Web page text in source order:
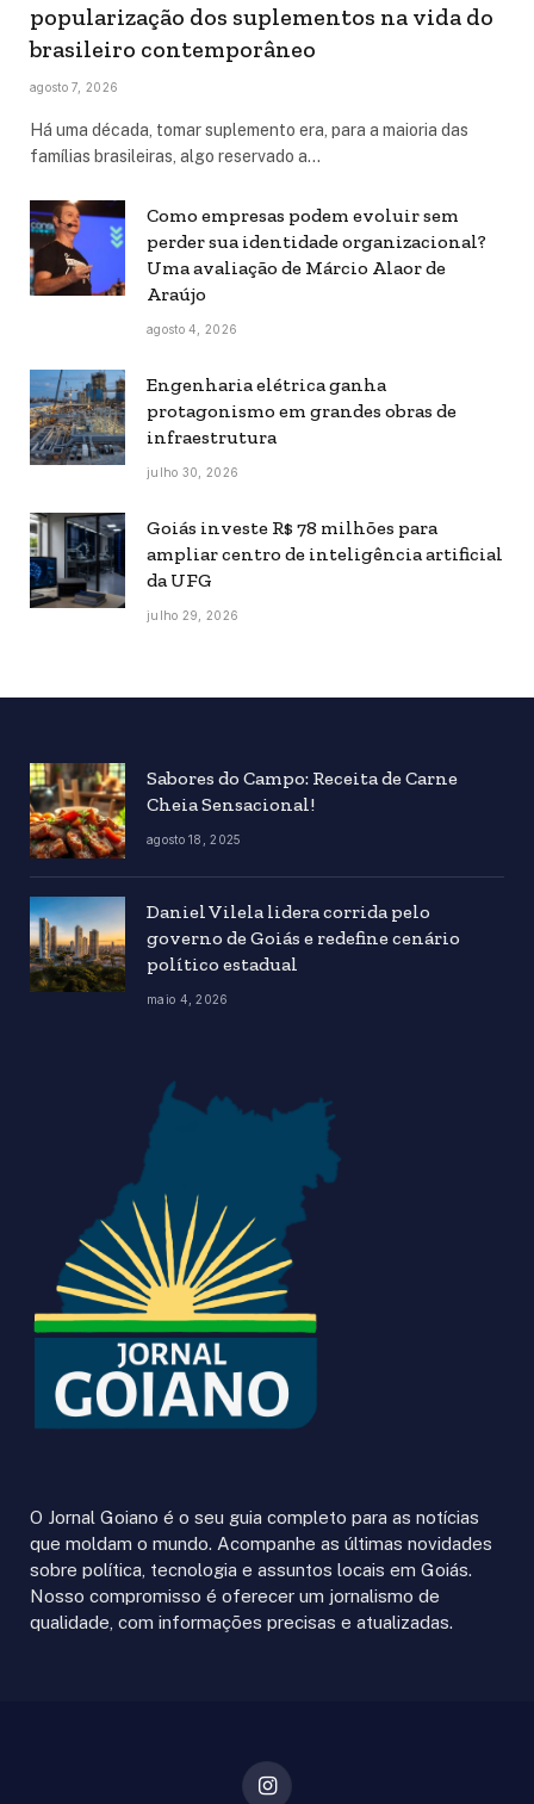
popularização dos suplementos na vida do
brasileiro contemporâneo
agosto 7, 2026
Há uma década, tomar suplemento era, para a maioria das
famílias brasileiras, algo reservado a…
Como empresas podem evoluir sem
perder sua identidade organizacional?
Uma avaliação de Márcio Alaor de
Araújo
agosto 4, 2026
Engenharia elétrica ganha
protagonismo em grandes obras de
infraestrutura
julho 30, 2026
Goiás investe R$ 78 milhões para
ampliar centro de inteligência artificial
da UFG
julho 29, 2026
Sabores do Campo: Receita de Carne
Cheia Sensacional!
agosto 18, 2025
Daniel Vilela lidera corrida pelo
governo de Goiás e redefine cenário
político estadual
maio 4, 2026
O Jornal Goiano é o seu guia completo para as notícias
que moldam o mundo. Acompanhe as últimas novidades
sobre política, tecnologia e assuntos locais em Goiás.
Nosso compromisso é oferecer um jornalismo de
qualidade, com informações precisas e atualizadas.
Instagram